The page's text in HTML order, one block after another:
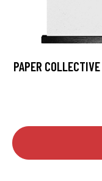
PAPER